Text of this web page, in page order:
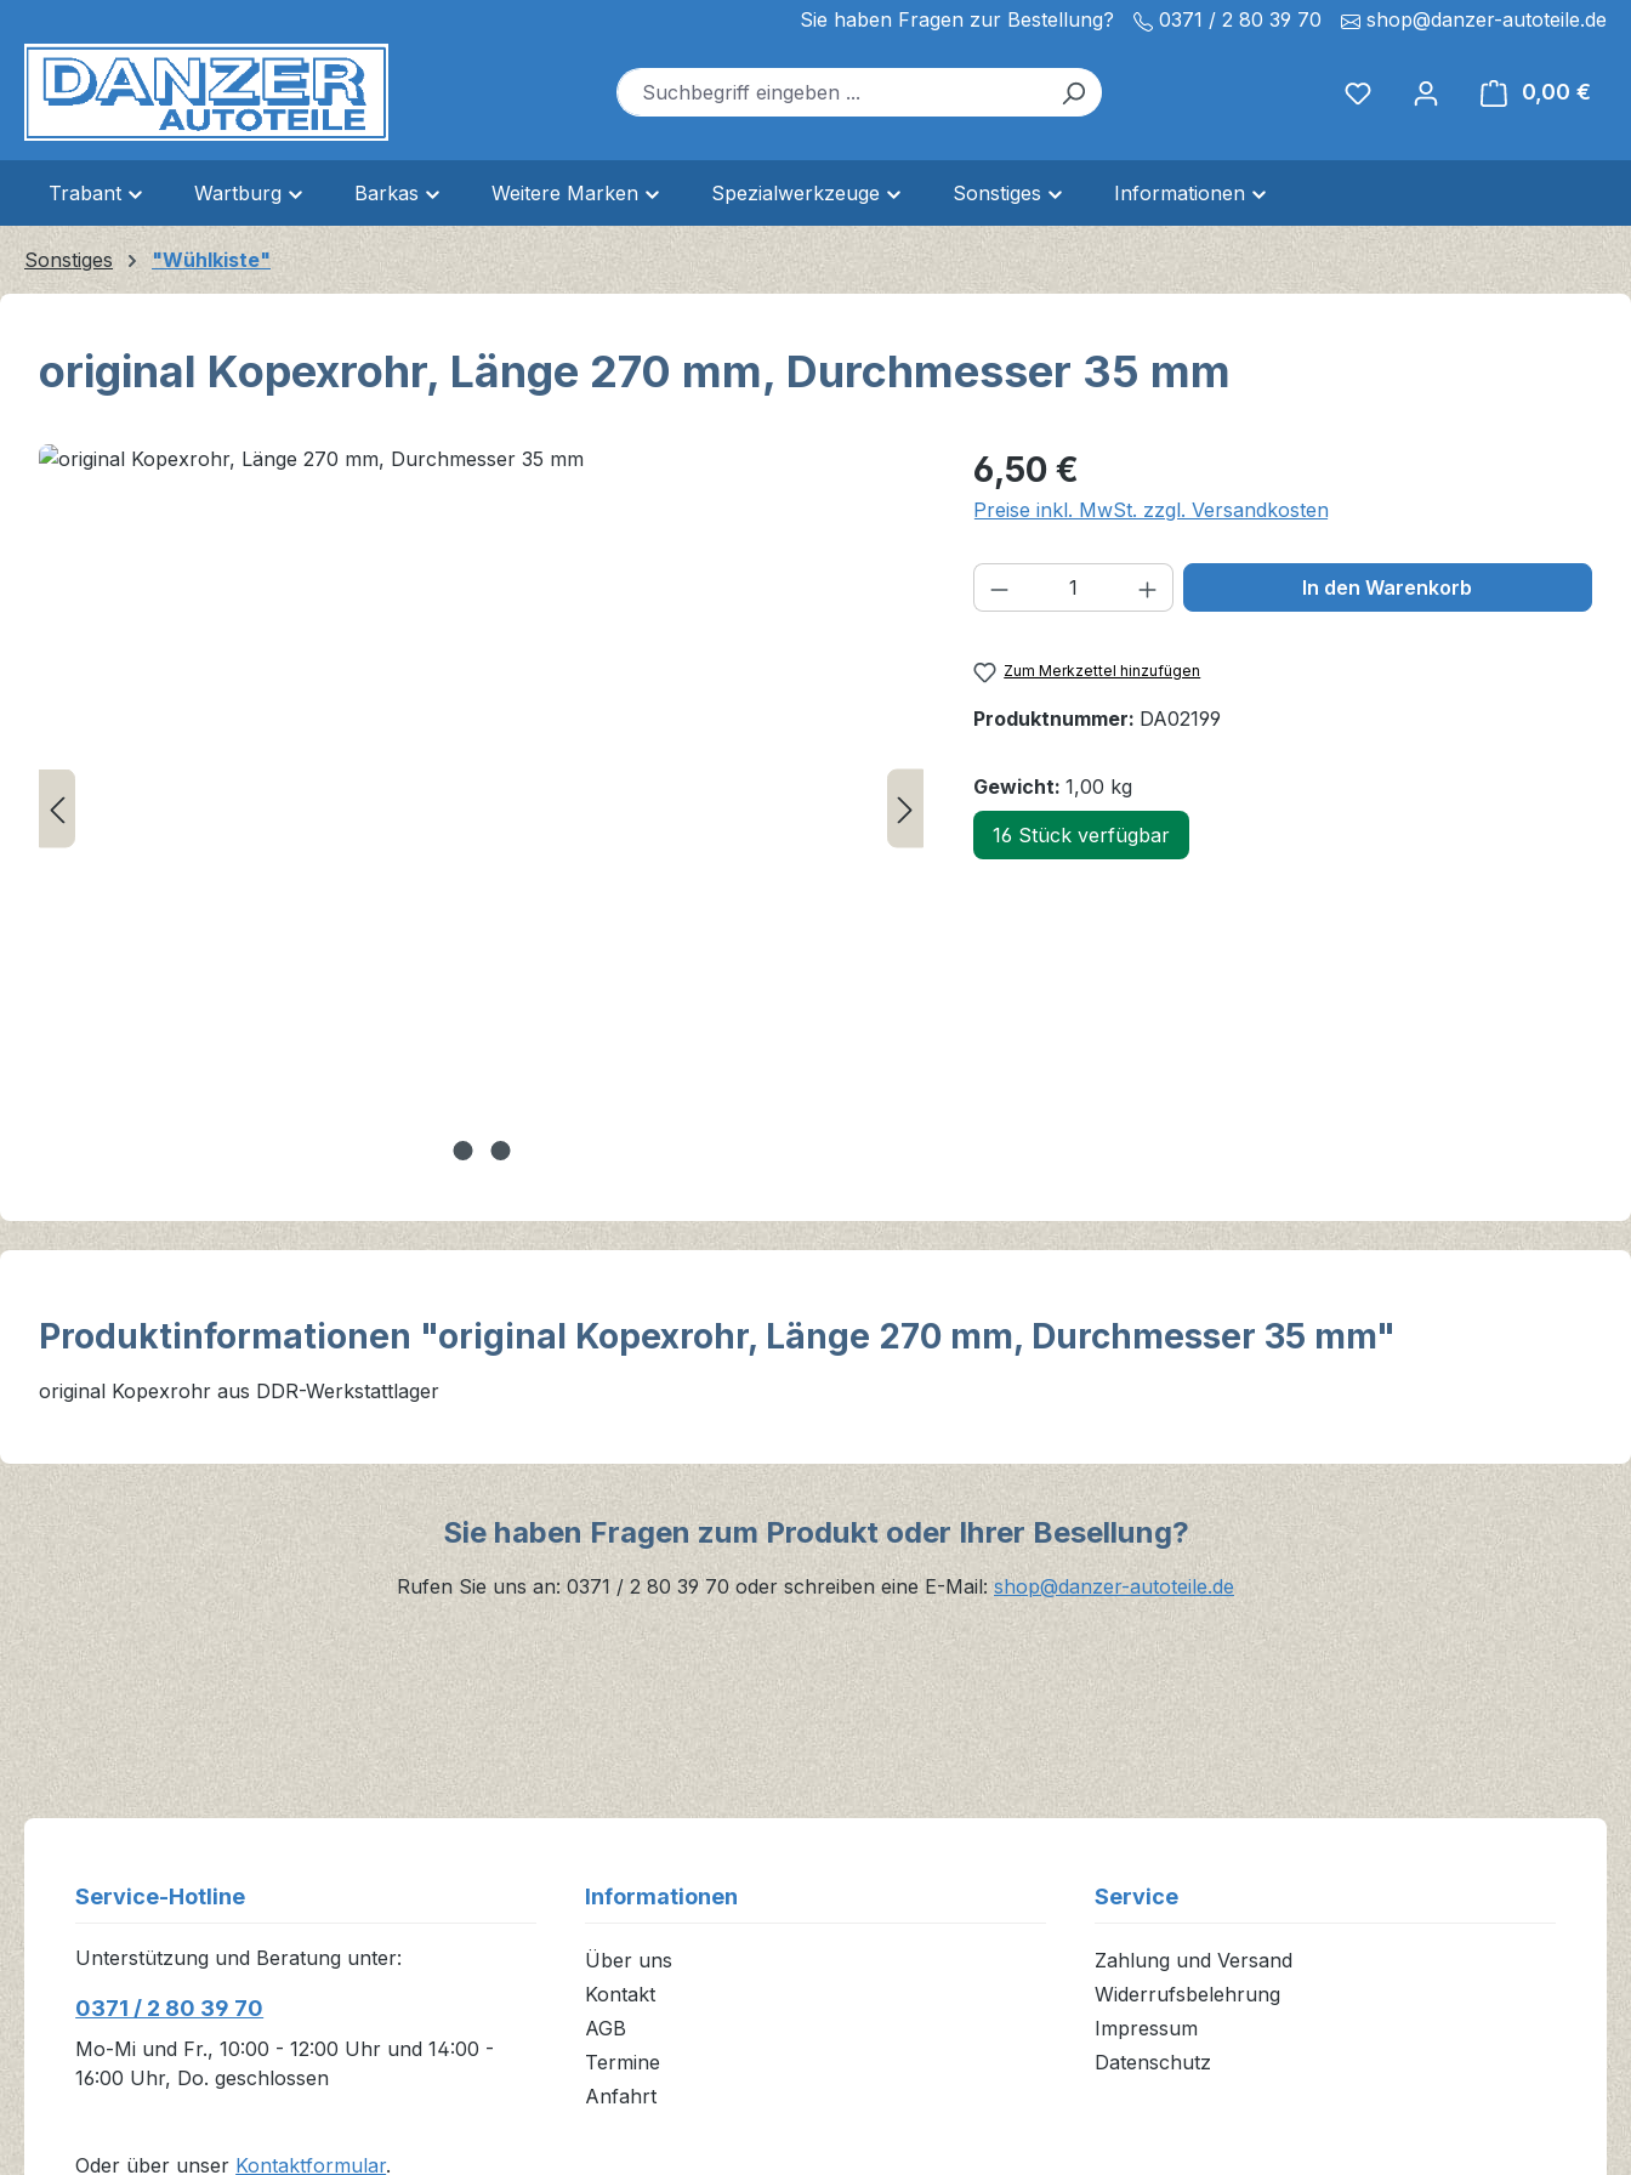
Sie haben Fragen zur Bestellung? 0371 / 2 80 39 70 shop@danzer-autoteile.de
0,00 €
Trabant Wartburg Barkas Weitere Marken Spezialwerkzeuge Sonstiges Informationen
Sonstiges "Wühlkiste"
original Kopexrohr, Länge 270 mm, Durchmesser 35 mm
Bildergalerie überspringen Regulärer Preis:
6,50 €
Preise inkl. MwSt. zzgl. Versandkosten
Produkt Anzahl: Gib den gewünschten Wert
In den Warenkorb
Zum Merkzettel hinzufügen
Produktnummer: DA02199
Gewicht: 1,00 kg
16 Stück verfügbar
Produktinformationen "original Kopexrohr, Länge 270 mm, Durchmesser 35 mm"
original Kopexrohr aus DDR-Werkstattlager
Sie haben Fragen zum Produkt oder Ihrer Besellung?
Rufen Sie uns an: 0371 / 2 80 39 70 oder schreiben eine E-Mail:shop@danzer-autoteile.de
Service-Hotline
Unterstützung und Beratung unter:
0371 / 2 80 39 70
Mo-Mi und Fr., 10:00 - 12:00 Uhr und 14:00 -
16:00 Uhr, Do. geschlossen
Oder über unser Kontaktformular.
Informationen
Über uns
Kontakt
AGB
Termine
Anfahrt
Service
Zahlung und Versand
Widerrufsbelehrung
Impressum
Datenschutz